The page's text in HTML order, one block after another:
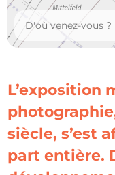
L’exposition
siècle, s’est
part entière.